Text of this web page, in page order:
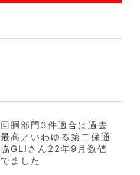
回胴部門3件適合は過去
最高／いわゆる第二保通
協GLIさん22年9月数値
でました